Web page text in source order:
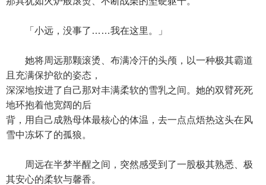
「小远，没事了……我在这里。」
她将周远那颗滚烫、布满冷汗的头颅，以一种极其霸道
且充满保护欲的姿态，
深深地按进了自己那对丰满柔软的雪乳之间。她的双臂死死
地环抱着他宽阔的后
背，用自己成熟母体最核心的体温，去一点点焐热这头在风
雪中冻坏了的孤狼。
周远在半梦半醒之间，突然感受到了一股极其熟悉、极
其安心的柔软与馨香。